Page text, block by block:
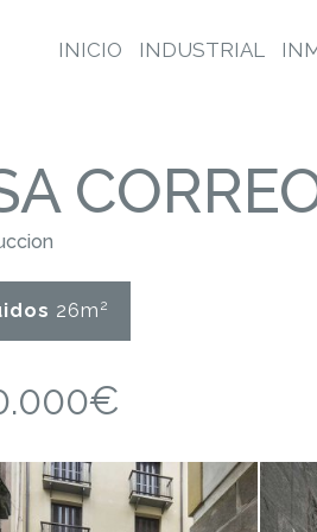
INICIO INDUSTRIAL
26m 2